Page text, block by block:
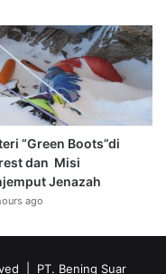
“Green Boots”di
dan Misi
Jenazah
ago
| PT. Bening Suar